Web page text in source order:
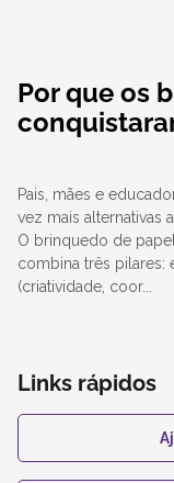
Por que os
Pais, mães e
vez mais alternativas
O brinquedo de
combina três pilares:
(criatividade, coor...
Links rápidos